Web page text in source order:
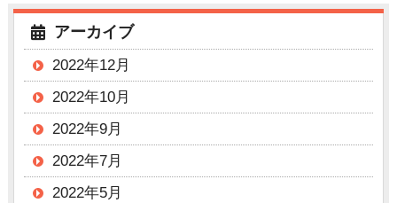
アーカイブ
2022年12月
2022年10月
2022年9月
2022年7月
2022年5月